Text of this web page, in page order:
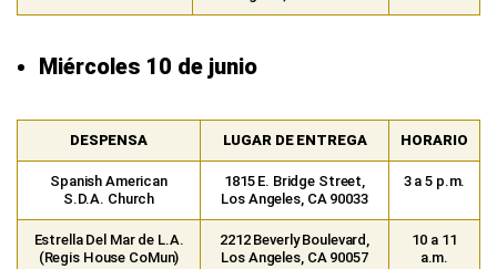
Miércoles 10 de junio
DESPENSA LUGAR DE ENTREGA HORARIO
Spanish American
S.D.A. Church
1815 E. Bridge Street,
Los Angeles, CA 90033
3 a 5 p.m.
Estrella Del Mar de L.A.
(Regis House CoMun)
2212 Beverly Boulevard,
Los Angeles, CA 90057
10 a 11
a.m.